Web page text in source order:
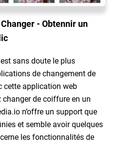
- Obtennir un
sans doute le plus
de changement de
cette application web
de coiffure en un
n’offre un support que
et semble avoir quelques
les fonctionnalités de